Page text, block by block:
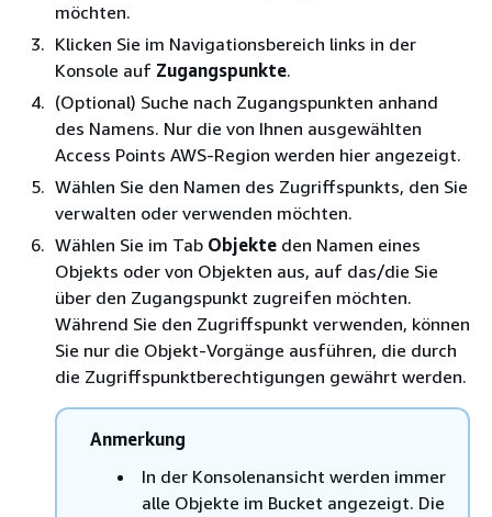
möchten.
Klicken Sie im Navigationsbereich links in der
Konsole auf Zugangspunkte.
(Optional) Suche nach Zugangspunkten anhand
des Namens. Nur die von Ihnen ausgewählten
Access Points AWS-Region werden hier angezeigt.
Wählen Sie den Namen des Zugriffspunkts, den Sie
verwalten oder verwenden möchten.
Wählen Sie im Tab Objekte den Namen eines
Objekts oder von Objekten aus, auf das/die Sie
über den Zugangspunkt zugreifen möchten.
Während Sie den Zugriffspunkt verwenden, können
Sie nur die Objekt-Vorgänge ausführen, die durch
die Zugriffspunktberechtigungen gewährt werden.
Anmerkung
In der Konsolenansicht werden immer
alle Objekte im Bucket angezeigt. Die